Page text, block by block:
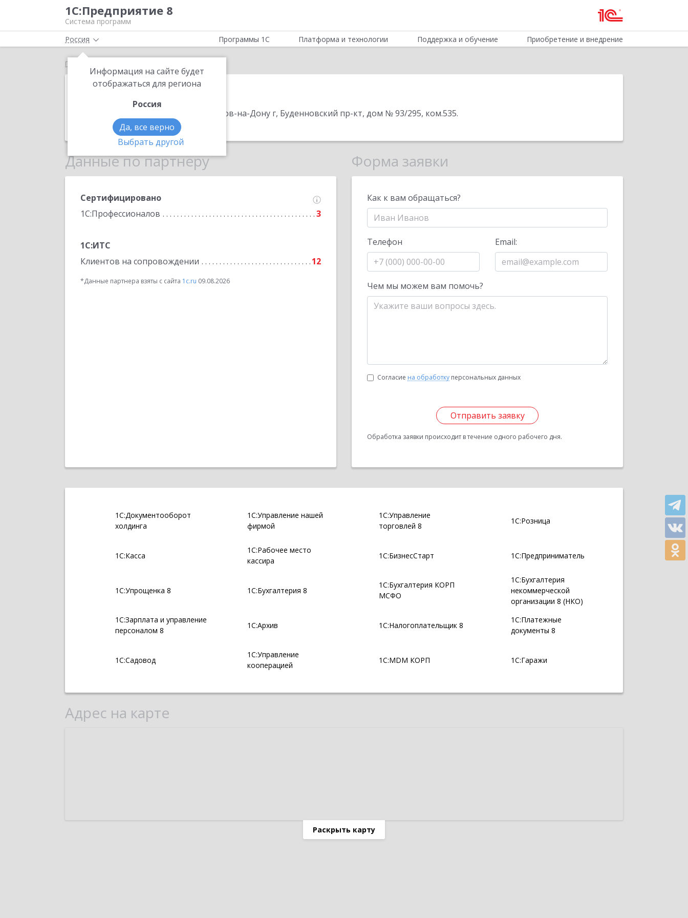
1С:Предприятие 8
Система программ
Россия
Информация на сайте будет
отображаться для региона
Россия
Да, все верно
Выбрать другой
Программы 1С Платформа и технологии Поддержка и обучение Приобретение и внедрение
Главная
Альткорп
344011, Ростовская обл, Ростов-на-Дону г, Буденновский пр-кт, дом № 93/295, ком.535.
Телефон: (863) 322-6565
Данные по партнеру
Сертифицировано
1С:Профессионалов
3
1С:ИТС
Клиентов на сопровождении
12
*Данные партнера взяты с сайта 1c.ru 09.08.2026
Форма заявки
Как к вам обращаться?
Телефон Email:
Чем мы можем вам помочь?
Согласие на обработку персональных данных
Отправить заявку
Обработка заявки происходит в течение одного рабочего дня.
1С:Документооборот
холдинга
1С:Управление нашей
фирмой
1С:Управление
торговлей 8
1С:Розница
1С:Касса
1С:Рабочее место
кассира
1С:БизнесСтарт 1С:Предприниматель
1С:Упрощенка 8 1С:Бухгалтерия 8
1С:Бухгалтерия КОРП
МСФО
1С:Бухгалтерия
некоммерческой
организации 8 (НКО)
1С:Зарплата и управление
персоналом 8
1С:Архив 1С:Налогоплательщик 8
1С:Платежные
документы 8
1С:Садовод
1С:Управление
кооперацией
1С:MDM КОРП 1С:Гаражи
Адрес на карте
Раскрыть карту